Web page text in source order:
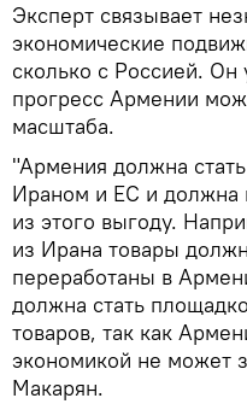
Эксперт связывает
экономические
сколько с Россией.
прогресс Армении
масштаба.
"Армения должна
Ираном и ЕС и должна
из этого выгоду.
из Ирана товары
переработаны в
должна стать
товаров, так как
экономикой не может
Макарян.